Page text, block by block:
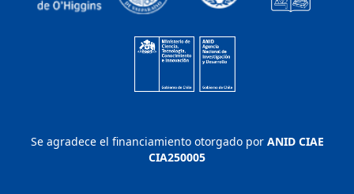
Se agradece el financiamiento otorgado por ANID CIAE
CIA250005